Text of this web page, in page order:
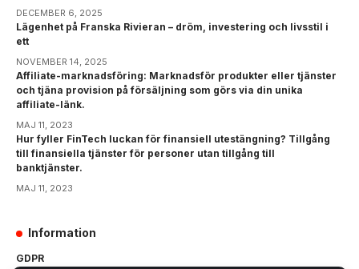
DECEMBER 6, 2025
Lägenhet på Franska Rivieran – dröm, investering och livsstil i
ett
NOVEMBER 14, 2025
Affiliate-marknadsföring: Marknadsför produkter eller tjänster
och tjäna provision på försäljning som görs via din unika
affiliate-länk.
MAJ 11, 2023
Hur fyller FinTech luckan för finansiell utestängning? Tillgång
till finansiella tjänster för personer utan tillgång till
banktjänster.
MAJ 11, 2023
Information
GDPR